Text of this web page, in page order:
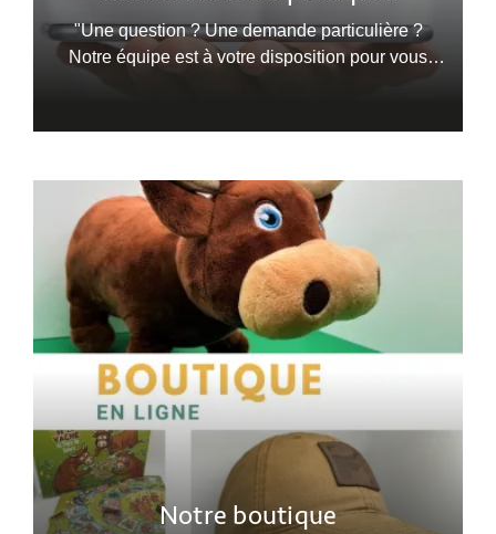
"Une question ? Une demande particulière ?
Notre équipe est à votre disposition pour vous
en ligne.
Notre boutique